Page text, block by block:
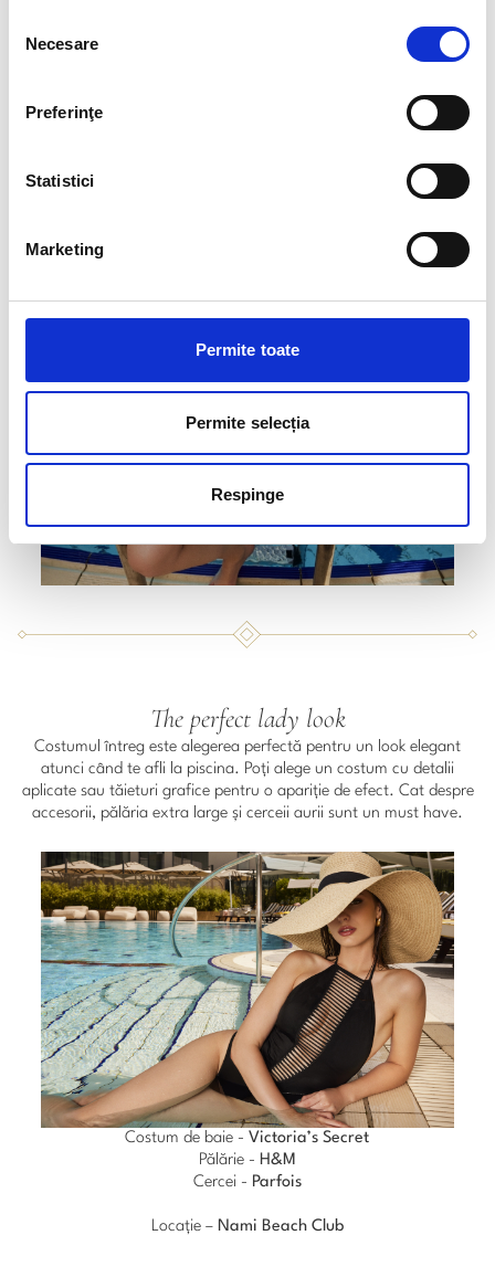
consimțământului
Necesare
Preferinţe
Statistici
Marketing
Permite toate
Permite selecția
Respinge
Ochelari -
The perfect lady look
Costumul întreg este alegerea perfectă pentru un look elegant
atunci când te afli la piscina. Poți alege un costum cu detalii
aplicate sau tăieturi grafice pentru o apariție de efect. Cat despre
accesorii, pălăria extra large și cerceii aurii sunt un must have.
Costum de baie - Victoria’s Secret
Pălărie - H&M
Cercei - Parfois
Locație – Nami Beach Club